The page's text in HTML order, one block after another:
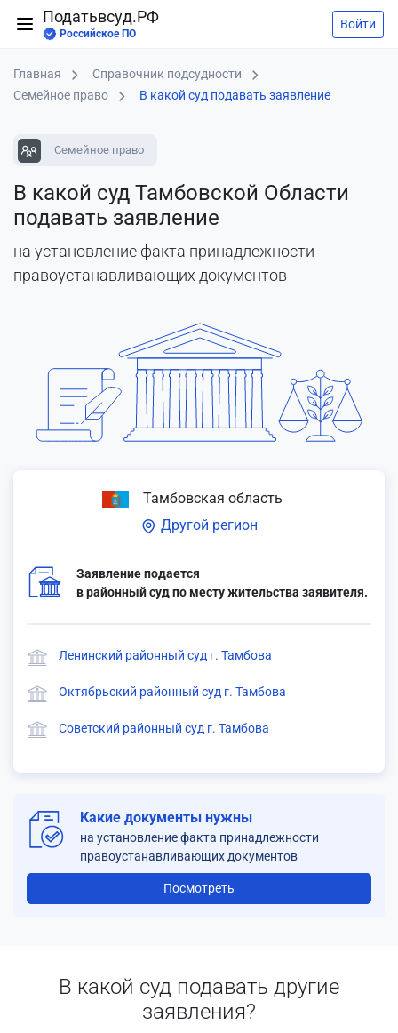
Податьвсуд.РФ
Российское ПО
Войти
Главная
Справочник подсудности
Семейное право
В какой суд подавать заявление
Семейное право
В какой суд Тамбовской Области
подавать заявление
на установление факта принадлежности
правоустанавливающих документов
Тамбовская область
Другой регион
Заявление подается
в районный суд по месту жительства заявителя.
Ленинский районный суд г. Тамбова
Октябрьский районный суд г. Тамбова
Советский районный суд г. Тамбова
Какие документы нужны
на установление факта принадлежности
правоустанавливающих документов
Посмотреть
В какой суд подавать другие
заявления?